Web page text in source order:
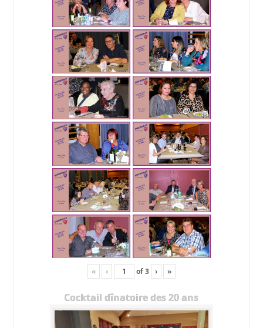
« ‹ of3 › »
Cocktail dînatoire des 20 ans